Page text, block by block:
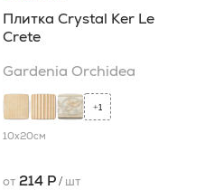
Плитка Crystal Ker Le
Crete
Gardenia Orchidea
+1
10x20см
от 214 Р/ шт